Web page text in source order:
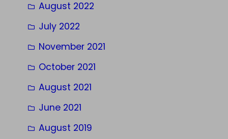
August 2022
July 2022
November 2021
October 2021
August 2021
June 2021
August 2019